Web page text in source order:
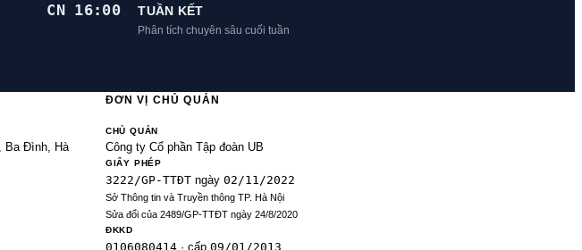
CN 16:00 TUẦN KẾT
Phân tích chuyên sâu cuối tuần
Ba Đình, Hà
ĐƠN VỊ CHỦ QUẢN
CHỦ QUẢN
Công ty Cổ phần Tập đoàn UB
GIẤY PHÉP
3222/GP-TTĐTngày 02/11/2022
Sở Thông tin và Truyền thông TP. Hà Nội
Sửa đổi của 2489/GP-TTĐT ngày 24/8/2020
ĐKKD
0106080414· cấp 09/01/2013